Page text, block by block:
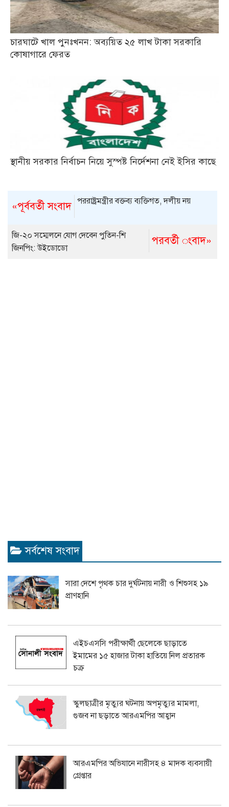
চারঘাটে খাল পুনঃখনন: অব্যয়িত ২৫ লাখ টাকা সরকারি
কোষাগারে ফেরত
স্থানীয় সরকার নির্বাচন নিয়ে সুস্পষ্ট নির্দেশনা নেই ইসির কাছে
«পূর্ববর্তী সংবাদ পররাষ্ট্রমন্ত্রীর বক্তব্য ব্যক্তিগত, দলীয় নয়
পরবর্তী ংবাদ»
জি-২০ সম্মেলনে যোগ দেবেন পুতিন-শি
জিনপিং: উইডোডো
সর্বশেষ সংবাদ
সারা দেশে পৃথক চার দুর্ঘটনায় নারী ও শিশুসহ ১৯
প্রাণহানি
এইচএসসি পরীক্ষার্থী ছেলেকে ছাড়াতে
ইমামের ১৫ হাজার টাকা হাতিয়ে নিল প্রতারক
চক্র
স্কুলছাত্রীর মৃত্যুর ঘটনায় অপমৃত্যুর মামলা,
গুজব না ছড়াতে আরএমপির আহ্বান
আরএমপির অভিযানে নারীসহ ৪ মাদক ব্যবসায়ী
গ্রেপ্তার